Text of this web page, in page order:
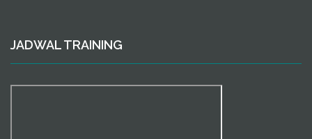
JADWAL TRAINING